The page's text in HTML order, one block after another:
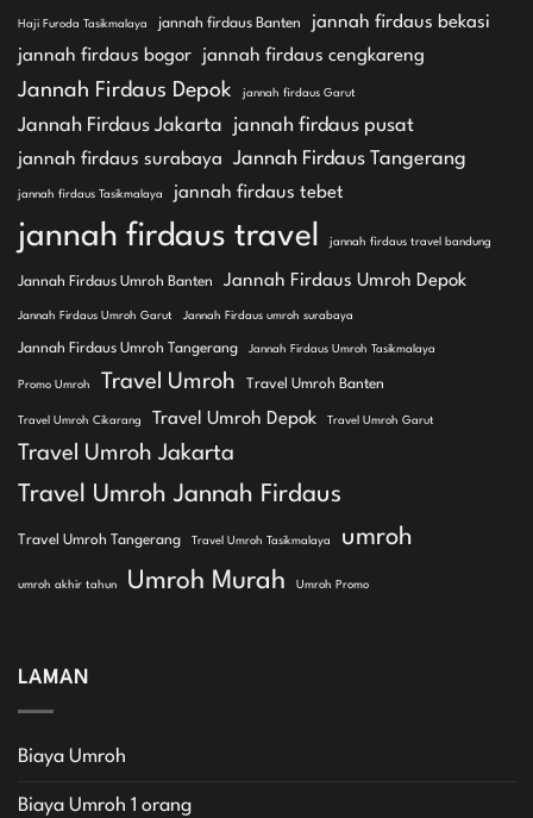
Haji Furoda Tasikmalaya jannah firdaus Banten
jannah firdaus bekasi
jannah firdaus bogor
jannah firdaus cengkareng
Jannah Firdaus Depok jannah firdaus Garut
Jannah Firdaus Jakarta jannah firdaus pusat
jannah firdaus surabaya Jannah Firdaus Tangerang
jannah firdaus Tasikmalaya jannah firdaus tebet
jannah firdaus travel jannah firdaus travel bandung
Jannah Firdaus Umroh Banten Jannah Firdaus Umroh Depok
Jannah Firdaus Umroh Garut Jannah Firdaus umroh surabaya
Jannah Firdaus Umroh Tangerang Jannah Firdaus Umroh Tasikmalaya
Promo Umroh Travel Umroh Travel Umroh Banten
Travel Umroh Cikarang Travel Umroh Depok Travel Umroh Garut
Travel Umroh Jakarta
Travel Umroh Jannah Firdaus
Travel Umroh Tangerang Travel Umroh Tasikmalaya umroh
umroh akhir tahun Umroh Murah Umroh Promo
LAMAN
Biaya Umroh
Biaya Umroh 1 orang